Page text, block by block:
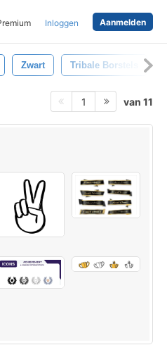
Inloggen Aanmelden
Zwart Tribale Borstels
1 van 11